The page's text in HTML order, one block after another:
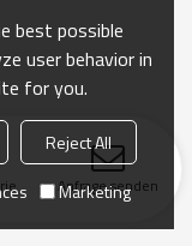
Anfrage senden
best possible
user behavior in
for you.
Reject All
Marketing